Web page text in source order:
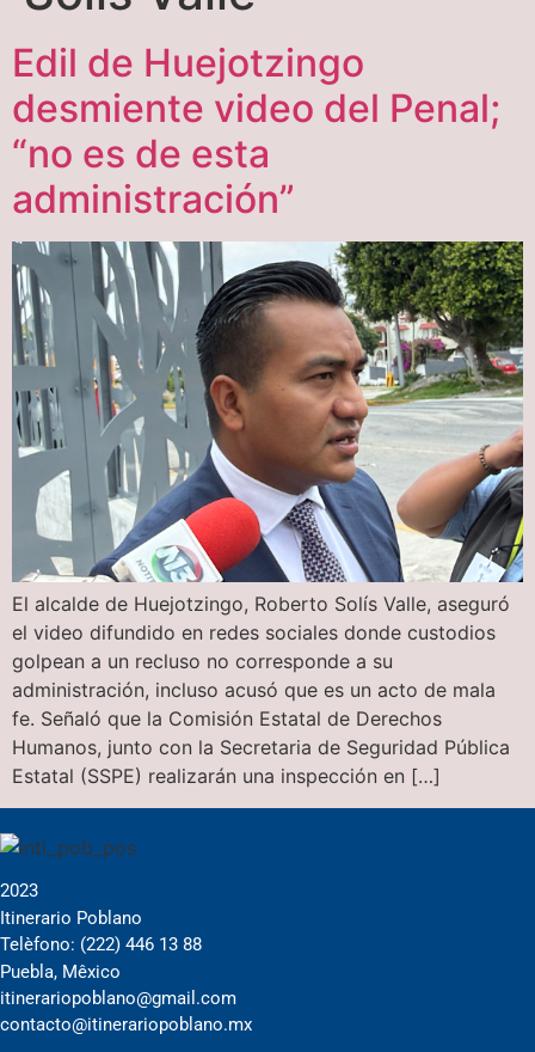
Edil de Huejotzingo
desmiente video del Penal;
“no es de esta
administración”
El alcalde de Huejotzingo, Roberto Solís Valle, aseguró
el video difundido en redes sociales donde custodios
golpean a un recluso no corresponde a su
administración, incluso acusó que es un acto de mala
fe. Señaló que la Comisión Estatal de Derechos
Humanos, junto con la Secretaria de Seguridad Pública
Estatal (SSPE) realizarán una inspección en […]
2023
Itinerario Poblano
Telèfono: (222) 446 13 88
Puebla, Mêxico
itinerariopoblano@gmail.com
contacto@itinerariopoblano.mx